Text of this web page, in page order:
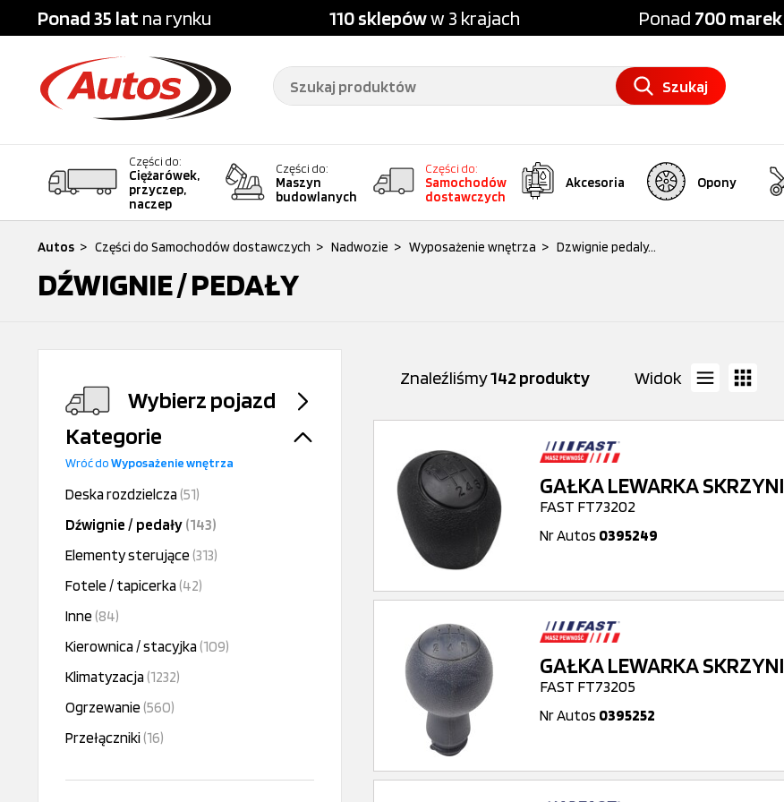
Ponad 35 lat na rynku 110 sklepóww 3 krajach Ponad 700 marek
Szukaj
Części do:
Ciężarówek,
przyczep,
naczep
Części do:
Maszyn
budowlanych
Części do:
Samochodów
dostawczych
Akcesoria Opony
Autos > Części do Samochodów dostawczych > Nadwozie > Wyposażenie wnętrza > Dzwignie pedaly...
DŹWIGNIE / PEDAŁY
Wybierz pojazd
Kategorie
Wróć doWyposażenie wnętrza
Deska rozdzielcza(51)
Dźwignie / pedały (143)
Elementy sterujące (313)
Fotele / tapicerka(42)
Inne (84)
Kierownica / stacyjka(109)
Klimatyzacja(1232)
Ogrzewanie (560)
Przełączniki(16)
Znaleźliśmy142 produkty Widok
GAŁKA LEWARKA SKRZYNI
FAST FT73202
Nr Autos 0395249
GAŁKA LEWARKA SKRZYNI
FAST FT73205
Nr Autos 0395252